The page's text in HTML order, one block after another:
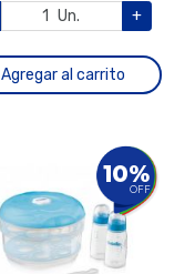
Un. +
Agregar al carrito
10%
OFF